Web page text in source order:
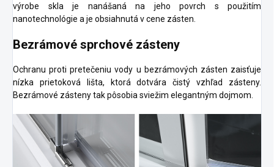
výrobe skla je nanášaná na jeho povrch s použitím
nanotechnológie a je obsiahnutá v cene zásten.
Bezrámové sprchové zásteny
Ochranu proti pretečeniu vody u bezrámových zásten zaisťuje
nízka prietoková lišta, ktorá dotvára čistý vzhľad zásteny.
Bezrámové zásteny tak pôsobia sviežim elegantným dojmom.